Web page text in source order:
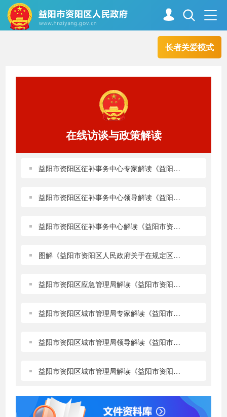
长者关爱模式
走进资阳
新闻中心 解读回应
高效办成一件事
在线访谈与政策解读
益阳市资阳区征补事务中心专家解读《益阳市资阳
益阳市资阳区征补事务中心领导解读《益阳市资阳
益阳市资阳区征补事务中心解读《益阳市资阳区房
图解《益阳市资阳区人民政府关于在规定区域内禁
益阳市资阳区应急管理局解读《益阳市资阳区人民
益阳市资阳区城市管理局专家解读《益阳市资阳区
益阳市资阳区城市管理局领导解读《益阳市资阳区
益阳市资阳区城市管理局解读《益阳市资阳区人民